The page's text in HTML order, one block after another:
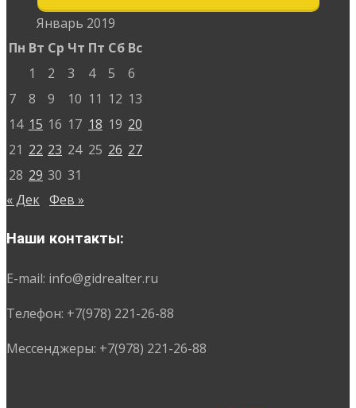
Январь 2019
Пн Вт Ср Чт Пт Сб Вс
1
2 3 4 5
6
7
8 9 10 11 12 13
14 15 16 17 18 19 20
21 22 23 24 25 26 27
28 29 30 31
« Дек Фев »
Наши контакты:
E-mail: info@gidrealter.ru
Телефон: +7(978) 221-26-88
Мессенджеры: +7(978) 221-26-88